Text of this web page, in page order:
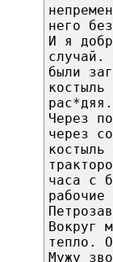
него
И я
случай.
были
рас*дяя.
Через
через
часа с
Вокруг
тепло.
Мужу